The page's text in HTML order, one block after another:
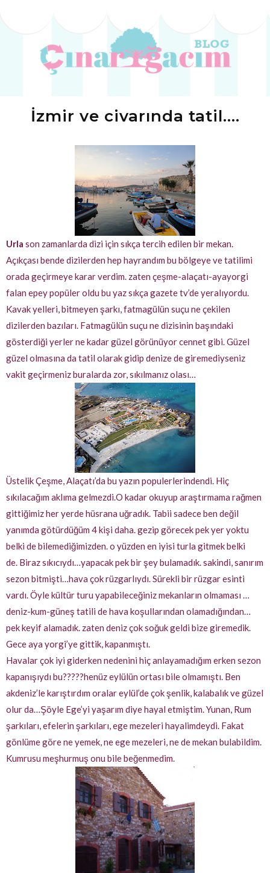
İzmir ve civarında tatil….
Urla son zamanlarda dizi için sıkça tercih edilen bir mekan.
Açıkçası bende dizilerden hep hayrandım bu bölgeye ve tatilimi
orada geçirmeye karar verdim. zaten çeşme-alaçatı-ayayorgi
falan epey popüler oldu bu yaz sıkça gazete tv’de yeralıyordu.
Kavak yelleri, bitmeyen şarkı, fatmagülün suçu ne çekilen
dizilerden bazıları. Fatmagülün suçu ne dizisinin başındaki
gösterdiği yerler ne kadar güzel görünüyor cennet gibi. Güzel
güzel olmasına da tatil olarak gidip denize de giremediyseniz
vakit geçirmeniz buralarda zor, sıkılmanız olası…
Üstelik Çeşme, Alaçatı’da bu yazın populerlerindendi. Hiç
sıkılacağım aklıma gelmezdi.O kadar okuyup araştırmama rağmen
gittiğimiz her yerde hüsrana uğradık. Tabii sadece ben değil
yanımda götürdüğüm 4 kişi daha. gezip görecek pek yer yoktu
belki de bilemediğimizden. o yüzden en iyisi turla gitmek belki
de. Biraz sıkıcıydı…yapacak pek bir şey bulamadık. sakindi, sanırım
sezon bitmişti…hava çok rüzgarlıydı. Sürekli bir rüzgar esinti
vardı. Öyle kültür turu yapabileceğiniz mekanların olmaması …
deniz-kum-güneş tatili de hava koşullarından olamadığından…
pek keyif alamadık. zaten deniz çok soğuk geldi bize giremedik.
Gece aya yorgi’ye gittik, kapanmıştı.
Havalar çok iyi giderken nedenini hiç anlayamadığım erken sezon
kapanışıydı bu?????henüz eylülün ortası bile olmamıştı. Ben
akdeniz’le karıştırdım oralar eylül’de çok şenlik, kalabalık ve güzel
olur da…Şöyle Ege’yi yaşarım diye hayal etmiştim. Yunan, Rum
şarkıları, efelerin şarkıları, ege mezeleri hayalimdeydi. Fakat
gönlüme göre ne yemek, ne ege mezeleri, ne de mekan bulabildim.
Kumrusu meşhurmuş onu bile beğenmedim.